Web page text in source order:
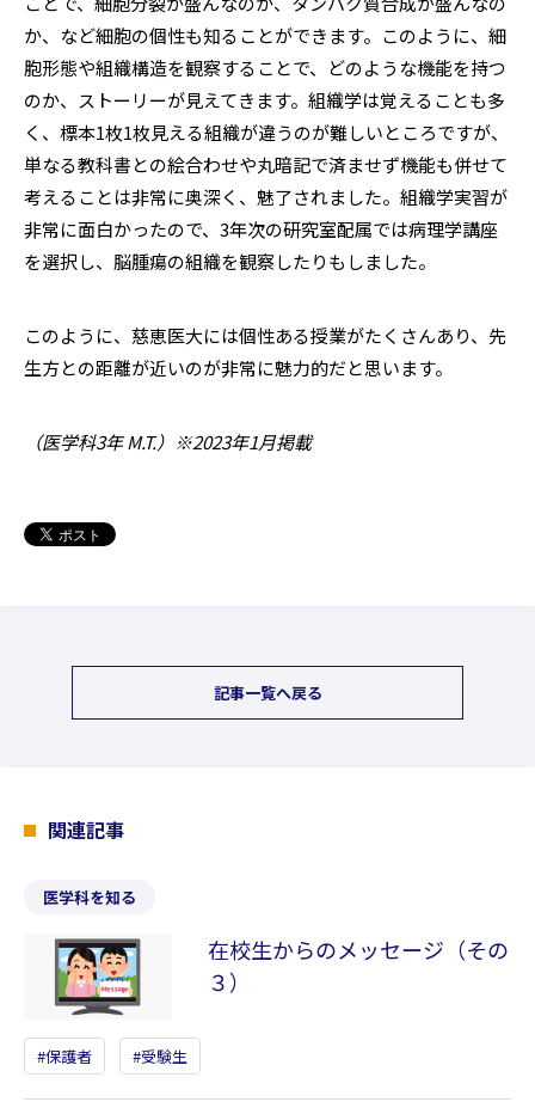
か、など細胞の個性も知ることができます。このように、細
胞形態や組織構造を観察することで、どのような機能を持つ
のか、ストーリーが見えてきます。組織学は覚えることも多
く、標本1枚1枚見える組織が違うのが難しいところですが、
単なる教科書との絵合わせや丸暗記で済ませず機能も併せて
考えることは非常に奥深く、魅了されました。組織学実習が
非常に面白かったので、3年次の研究室配属では病理学講座
を選択し、脳腫瘍の組織を観察したりもしました。
このように、慈恵医大には個性ある授業がたくさんあり、先
生方との距離が近いのが非常に魅力的だと思います。
（医学科3年 M.T.）※2023年1月掲載
記事一覧へ戻る
関連記事
医学科を知る
在校生からのメッセージ（その
３）
保護者 受験生